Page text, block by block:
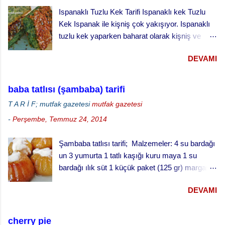
250 gr. file badem 4 çorba kaşığı bal 1 çorba
kaşığı toz tarçın 4 çorba kaşığı şeker 1 çay
kaşığı kakule çekirdeği (dövülmüş) 250 gr.
paket karbonat Un (alabildiği kadar) 1 çorba
kurabiyesi badambura yapılışı ·
Fırınınızı 170 derecede ısıtınız. · ...
Ispanaklı Tuzlu Kek Tarifi Ispanaklı kek Tuzlu
Kek Ispanak ile kişniş çok yakışıyor. Ispanaklı
tuzlu kek yaparken baharat olarak kişniş ve
serptik. Hem görünümü hem de lezzeti çok
ıspanakları çiğ olarak kullandık. Bu kekin daha
iyi pişmesi için derin kek kalıbında değil, sığ
kenarlı tepside pişirmeyi öneriyoruz.
DEVAMI
baba tatlısı (şambaba) tarifi
T A R İ F; mutfak gazetesi mutfak gazetesi
- Perşembe, Temmuz 24, 2014
Şambaba tatlısı tarifi; Malzemeler: 4 su bardağı
un 3 yumurta 1 tatlı kaşığı kuru maya 1 su
bardağı ılık süt 1 küçük paket (125 gr) margarin
fiske tuz şurup için: 3 su bardağı su 3 suDEVAMI
cherry pie